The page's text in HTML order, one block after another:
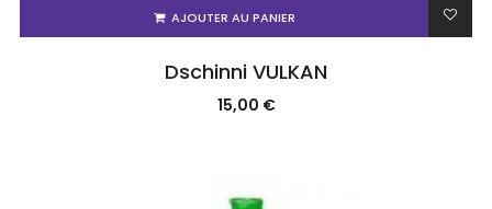
AJOUTER AU PANIER
Dschinni VULKAN
15,00 €